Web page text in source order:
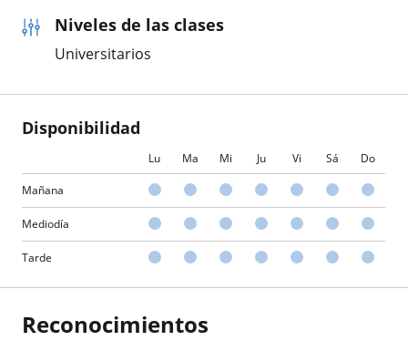
Niveles de las clases
Universitarios
Disponibilidad
Lu Ma Mi Ju Vi Sá Do
Mañana
Mediodía
Tarde
Reconocimientos